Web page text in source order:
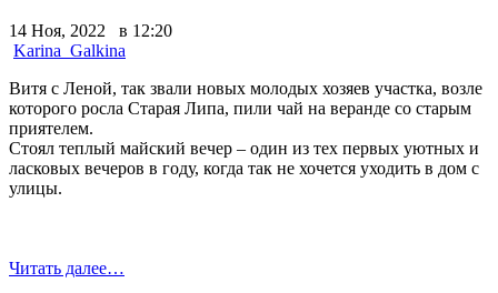
14 Ноя, 2022 в 12:20
Karina_Galkina
Витя с Леной, так звали новых молодых хозяев участка, возле
которого росла Старая Липа, пили чай на веранде со старым
приятелем.
Стоял теплый майский вечер – один из тех первых уютных и
ласковых вечеров в году, когда так не хочется уходить в дом с
улицы.
Читать далее…